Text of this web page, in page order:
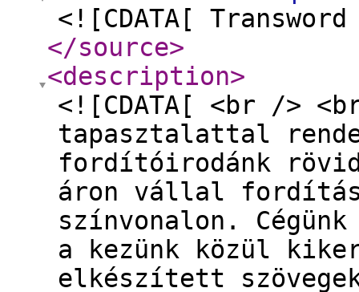
<![CDATA[
</source>
<description>
<![CDATA[ <br />
tapasztalattal
fordítóirodánk rövid
áron vállal
színvonalon.
a kezünk közül
elkészített